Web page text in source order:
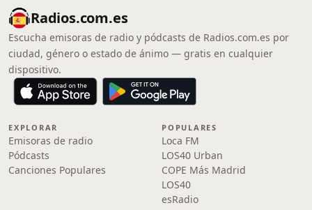
Radios.com.es
Escucha emisoras de radio y pódcasts de Radios.com.es por
ciudad, género o estado de ánimo — gratis en cualquier
dispositivo.
EXPLORAR
Emisoras de radio
Pódcasts
Canciones Populares
POPULARES
Loca FM
LOS40 Urban
COPE Más Madrid
LOS40
esRadio